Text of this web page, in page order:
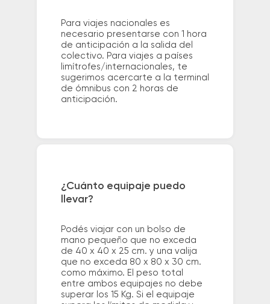
Para viajes nacionales es
necesario presentarse con 1 hora
de anticipación a la salida del
colectivo. Para viajes a países
limítrofes/internacionales, te
sugerimos acercarte a la terminal
de ómnibus con 2 horas de
anticipación.
¿Cuánto equipaje puedo
llevar?
Podés viajar con un bolso de
mano pequeño que no exceda
de 40 x 40 x 25 cm. y una valija
que no exceda 80 x 80 x 30 cm.
como máximo. El peso total
entre ambos equipajes no debe
superar los 15 Kg. Si el equipaje